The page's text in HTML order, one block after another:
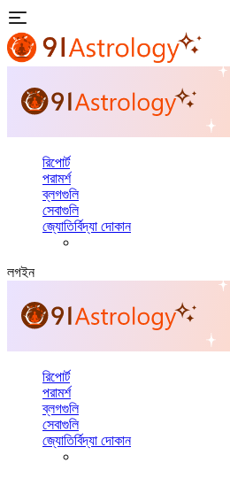
রিপোর্ট
পরামর্শ
ব্লগগুলি
সেবাগুলি
জ্যোতির্বিদ্যা দোকান
লগইন
রিপোর্ট
পরামর্শ
ব্লগগুলি
সেবাগুলি
জ্যোতির্বিদ্যা দোকান